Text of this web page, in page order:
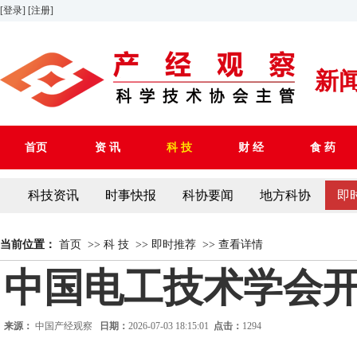
[登录] [注册]
新
首页 资 讯 科 技 财 经 食 药
科技资讯 时事快报 科协要闻 地方科协 即
当前位置： 首页 >> 科 技 >> 即时推荐 >> 查看详情
中国电工技术学会
来源： 中国产经观察 日期： 2026-07-03 18:15:01 点击： 1294